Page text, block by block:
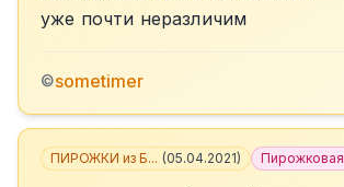
уже почти неразличим
©sometimer
ПИРОЖКИ из Б... (05.04.2021) Пирожковая